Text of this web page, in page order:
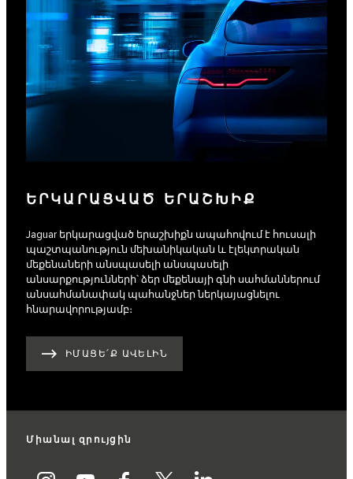
ԵՐԿԱՐԱՑՎԱԾ ԵՐԱՇԽԻՔ
Jaguar երկարացված երաշխիքն ապահովում է հուսալի
պաշտպանություն մեխանիկական և էլեկտրական
մեքենաների անսպասելի անսպասելի
անսարքությունների՝ ձեր մեքենայի գնի սահմաններում
անսահմանափակ պահանջներ ներկայացնելու
հնարավորությամբ։
ԻՄԱՑԵ՛Ք ԱՎԵԼԻՆ
Միանալ զրույցին